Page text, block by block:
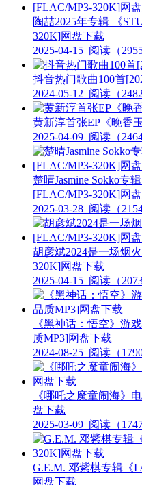
陶喆2025年专辑 《
320K]网盘下载
2025-04-15 阅读（
抖音热门歌曲100首
2024-05-12 阅读（
黄新淳首张EP《晚香
2025-04-09 阅读（
楚晴Jasmine Sokko专
[FLAC/MP3-320K]网
2025-03-28 阅读（
胡彦斌2024是一场烟
320K]网盘下载
2025-04-15 阅读（
《黑神话：悟空》游
质MP3]网盘下载
2024-08-25 阅读（
《哪吒之魔童闹海》
盘下载
2025-03-09 阅读（
G.E.M. 邓紫棋专辑《
网盘下载